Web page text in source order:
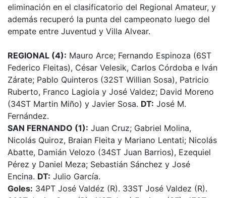
eliminación en el clasificatorio del Regional Amateur, y
además recuperó la punta del campeonato luego del
empate entre Juventud y Villa Alvear.
REGIONAL (4): Mauro Arce; Fernando Espinoza (6ST
Federico Fleitas), César Velesik, Carlos Córdoba e Iván
Zárate; Pablo Quinteros (32ST Willian Sosa), Patricio
Ruberto, Franco Lagioia y José Valdez; David Moreno
(34ST Martin Miño) y Javier Sosa. DT: José M.
Fernández.
SAN FERNANDO (1): Juan Cruz; Gabriel Molina,
Nicolás Quiroz, Braian Fleita y Mariano Lentati; Nicolás
Abatte, Damián Velozo (34ST Juan Barrios), Ezequiel
Pérez y Daniel Meza; Sebastián Sánchez y José
Encina. DT: Julio García.
Goles: 34PT José Valdéz (R). 33ST José Valdez (R).